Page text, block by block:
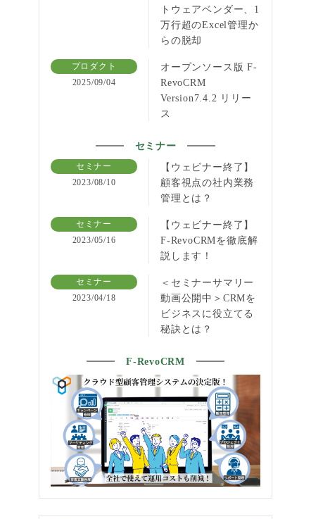
トウェアベンダー、1
万行超のExcel管理か
らの脱却
プロダクト
2025/09/04
オープンソース版 F-
RevoCRM
Version7.4.2 リリー
ス
セミナー
セミナー
2023/08/10
【ウェビナー終了】
顧客視点の社内業務
管理とは？
セミナー
2023/05/16
【ウェビナー終了】
F-RevoCRMを徹底解
説します！
セミナー
2023/04/18
＜セミナーサマリー
動画公開中＞CRMを
ビジネスに役立てる
秘訣とは？
F-RevoCRM